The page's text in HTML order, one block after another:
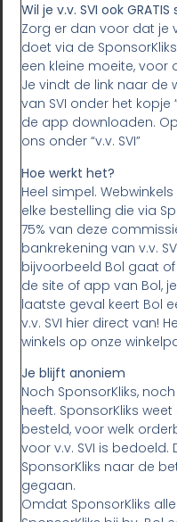
Wil je v.v. SVI ook
Zorg er dan voor dat je
doet via de
een kleine moeite, voor
Je vindt de link naar de
van SVI onder het kopje
de app downloaden.
ons onder “v.v. SVI”
Hoe werkt het?
Heel simpel.
elke bestelling die via
75% van deze
bankrekening van v.v.
bijvoorbeeld Bol gaat
de site of app van Bol,
laatste geval keert Bol
v.v. SVI hier direct van!
winkels op onze
Je blijft anoniem
Noch SponsorKliks,
heeft. SponsorKliks
besteld, voor welk
voor v.v. SVI is
SponsorKliks naar de
gegaan.
Omdat SponsorKliks